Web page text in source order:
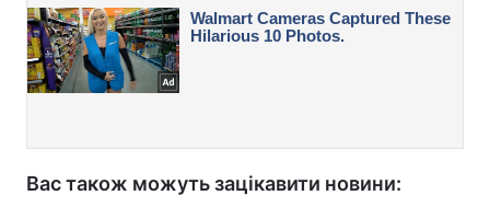
Вас також можуть зацікавити новини: